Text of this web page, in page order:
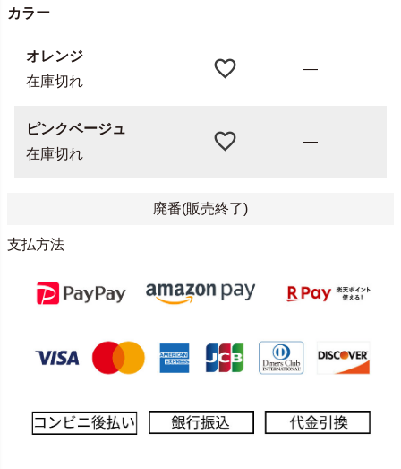
カラー
オレンジ
在庫切れ
—
ピンクベージュ
在庫切れ
—
廃番(販売終了)
支払方法